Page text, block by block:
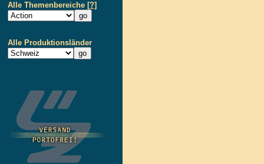
Alle Themenbereiche [?]
Alle Produktionsländer